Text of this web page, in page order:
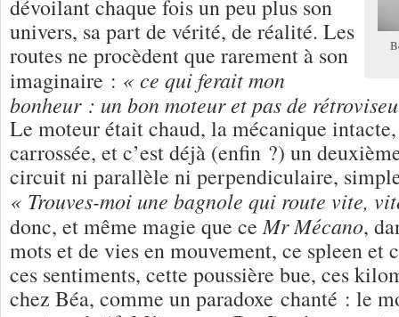
dévoilant chaque fois un peu plus son
univers, sa part de vérité, de réalité. Les
routes ne procèdent que rarement à son
imaginaire : « ce qui ferait mon
bonheur : un bon moteur et pas de
Le moteur était chaud, la mécanique
carrossée, et c’est déjà (enfin ?) un
circuit ni parallèle ni perpendiculaire,
« Trouves-moi une bagnole qui route vite,
donc, et même magie que ceMr Mécano,
mots et de vies en mouvement, ce spleen et
ces sentiments, cette poussière bue, ces
chez Béa, comme un paradoxe chanté : le